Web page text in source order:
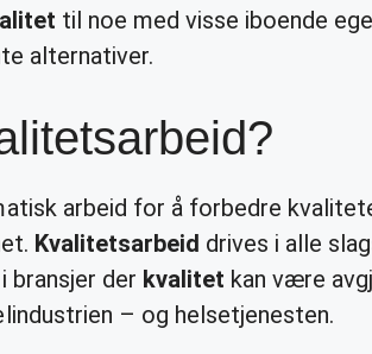
til noe med visse iboende
alternativer.
arbeid for å forbedre
Kvalitetsarbeid drives i alle
der kvalitet kan være
– og helsetjenesten.